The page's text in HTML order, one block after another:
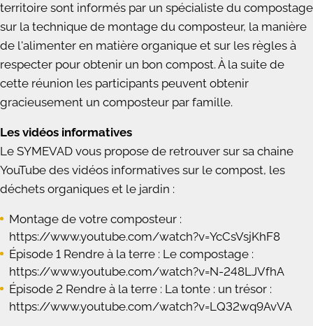
territoire sont informés par un spécialiste du compostage
sur la technique de montage du composteur, la manière
de l'alimenter en matière organique et sur les règles à
respecter pour obtenir un bon compost. À la suite de
cette réunion les participants peuvent obtenir
gracieusement un composteur par famille.
Les vidéos informatives
Le SYMEVAD vous propose de retrouver sur sa chaine
YouTube des vidéos informatives sur le compost, les
déchets organiques et le jardin :
Montage de votre composteur :
https://www.youtube.com/watch?v=YcCsVsjKhF8
Épisode 1 Rendre à la terre : Le compostage :
https://www.youtube.com/watch?v=N-248LJVfhA
Épisode 2 Rendre à la terre : La tonte : un trésor :
https://www.youtube.com/watch?v=LQ32wq9AvVA